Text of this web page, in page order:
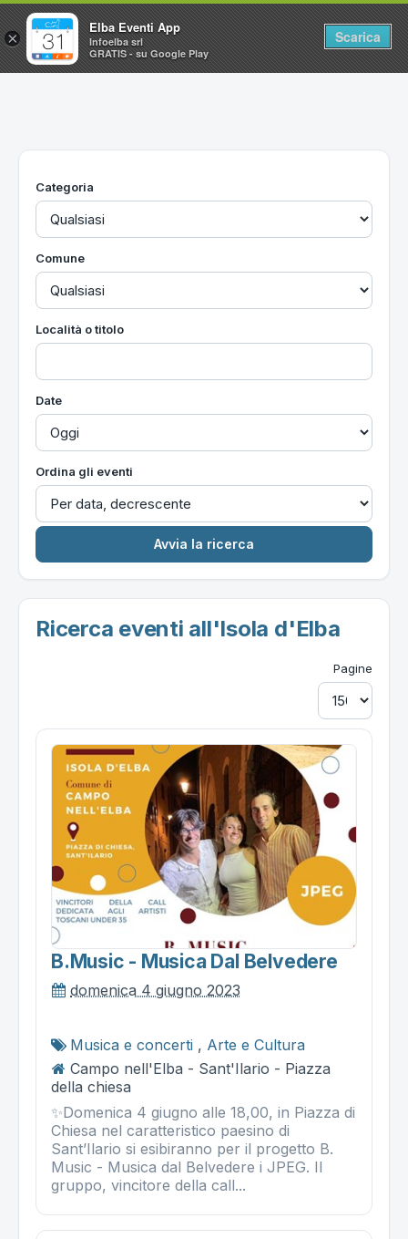
Home
Utilità
Categoria
Comune
Località o titolo
Date
Ordina gli eventi
Ricerca eventi all'Isola d'Elba
Pagine
B.music - Musica Dal Belvedere
domenica 4 giugno 2023
Musica e concerti , Arte e Cultura
Campo nell'Elba - Sant'Ilario - Piazza
della chiesa
✨Domenica 4 giugno alle 18,00, in Piazza di
Chiesa nel caratteristico paesino di
Sant’Ilario si esibiranno per il progetto B.
Music - Musica dal Belvedere i JPEG. Il
gruppo, vincitore della call...
×
Elba Eventi App
Infoelba srl
GRATIS - su Google Play
Scarica